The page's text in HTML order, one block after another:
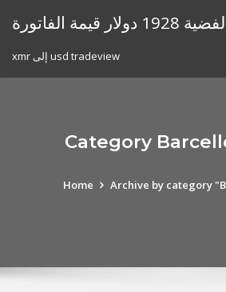
قيمة الفاتورة
xmr إلى usd tradeview
Category
Home Archive by category